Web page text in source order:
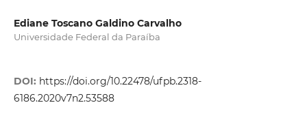
Ediane Toscano Galdino Carvalho
Universidade Federal da Paraíba
DOI: https://doi.org/10.22478/ufpb.2318-
6186.2020v7n2.53588